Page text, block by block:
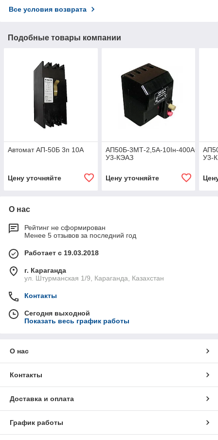
Все условия возврата
Подобные товары компании
Автомат АП-50Б 3п 10А
Цену уточняйте
АП50Б-3МТ-2,5А-10Iн-400АС-
У3-КЭАЗ
Цену уточняйте
У3-
О нас
Рейтинг не сформирован
Менее 5 отзывов за последний год
Работает с 19.03.2018
г. Караганда
ул. Штурманская 1/9, Караганда, Казахстан
Контакты
Сегодня выходной
Показать весь график работы
О нас
Контакты
Доставка и оплата
График работы